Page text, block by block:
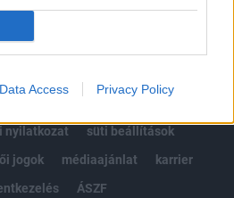
Data Access Privacy Policy
nyilatkozat
süti beállítások
jogok médiaajánlat
karrier
ÁSZF